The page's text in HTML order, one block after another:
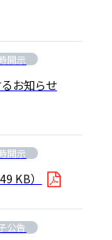
開示
お知らせ
開示
KB）
公告